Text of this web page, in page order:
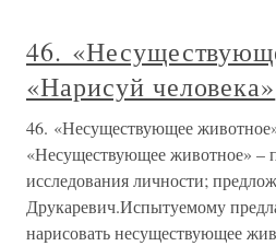
46.
«Нарисуй человека»
46. «Несуществующее
«Несуществующее животное» –
исследования личности;
Друкаревич.Испытуемому
нарисовать несуществующее